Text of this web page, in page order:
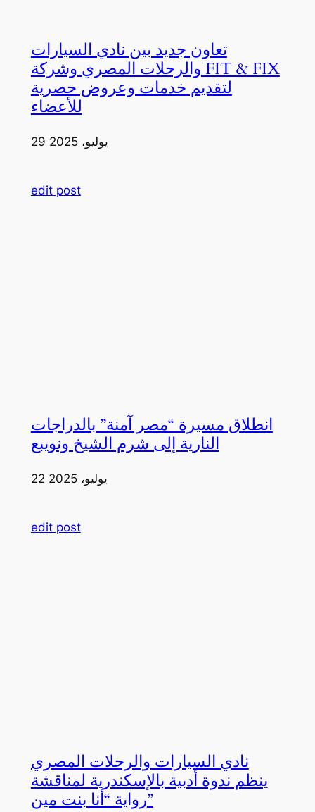
تعاون جديد بين نادي السيارات
والرحلات المصري وشركة FIT & FIX
لتقديم خدمات وعروض حصرية
للأعضاء
29 يوليو، 2025
edit post
انطلاق مسيرة “مصر آمنة” بالدراجات
النارية إلى شرم الشيخ ونويبع
22 يوليو، 2025
edit post
نادي السيارات والرحلات المصري
ينظم ندوة أدبية بالإسكندرية لمناقشة
رواية “أنا بنت مين”